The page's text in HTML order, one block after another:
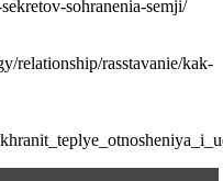
sohranenia-semji/
relationship/rasstavanie/kak-